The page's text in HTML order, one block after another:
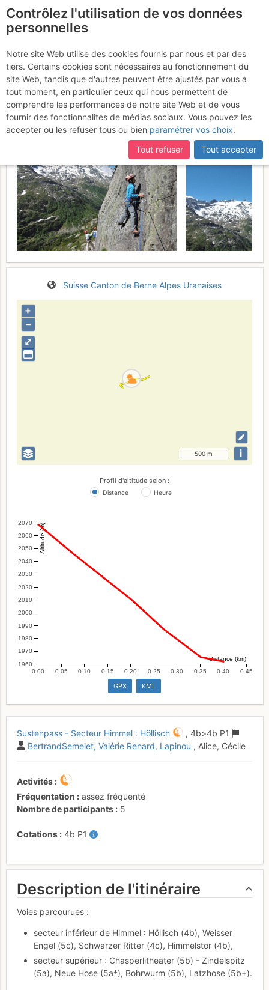
Sustenpass - Secteur
Himmel : Höllisch,
Himmlisch & co
Samedi 17 juin 2017
Suisse Canton de Berne Alpes Uranaises
⤢
+
–
500 m i
Profil d'altitude selon :
Distance Heure
1960
1970
1980
1990
2000
2010
2020
2030
2040
2050
2060
2070 Altitude (m)
0.00 0.05 0.10 0.15 0.20 0.25 0.30 0.35 0.40 0.45
Distance (km)
GPX KML
Sustenpass - Secteur Himmel : Höllisch , 4b>4b P1
BertrandSemelet Valérie Renard Lapinou , Alice, Cécile
Activités
Fréquentation
assez fréquenté
Nombre de participants
5
Cotations 4b P1
Description de l'itinéraire
Voies parcourues :
secteur inférieur de Himmel : Höllisch (4b), Weisser
Engel (5c), Schwarzer Ritter (4c), Himmelstor (4b),
secteur supérieur : Chasperlitheater (5b) - Zindelspitz
(5a), Neue Hose (5a*), Bohrwurm (5b), Latzhose (5b+).
Contrôlez l'utilisation de vos données
personnelles
Notre site Web utilise des cookies fournis par nous et par des
tiers. Certains cookies sont nécessaires au fonctionnement du
site Web, tandis que d'autres peuvent être ajustés par vous à
tout moment, en particulier ceux qui nous permettent de
comprendre les performances de notre site Web et de vous
fournir des fonctionnalités de médias sociaux. Vous pouvez les
accepter ou les refuser tous ou bien paramétrer vos choix.
Tout refuser
Tout accepter